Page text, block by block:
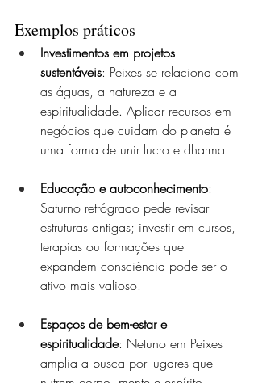
Exemplos práticos
Investimentos em projetos
sustentáveis: Peixes se relaciona com
as águas, a natureza e a
espiritualidade. Aplicar recursos em
negócios que cuidam do planeta é
uma forma de unir lucro e dharma.
Educação e autoconhecimento:
Saturno retrógrado pede revisar
estruturas antigas; investir em cursos,
terapias ou formações que
expandem consciência pode ser o
ativo mais valioso.
Espaços de bem-estar e
espiritualidade: Netuno em Peixes
amplia a busca por lugares que